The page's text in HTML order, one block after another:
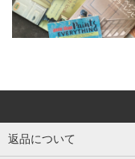
返品について